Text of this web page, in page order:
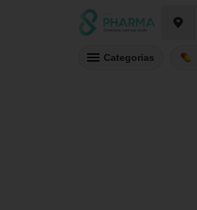
Categorias